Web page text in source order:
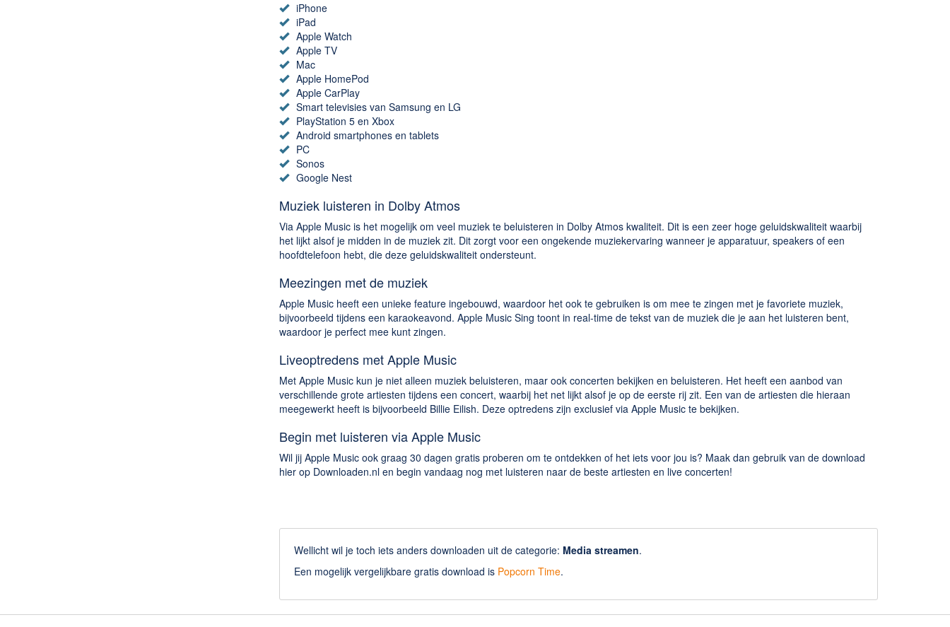
iPhone
iPad
Apple Watch
Apple TV
Mac
Apple HomePod
Apple CarPlay
Smart televisies van Samsung en LG
PlayStation 5 en Xbox
Android smartphones en tablets
PC
Sonos
Google Nest
Muziek luisteren in Dolby Atmos
Via Apple Music is het mogelijk om veel muziek te beluisteren in Dolby Atmos kwaliteit. Dit is een zeer hoge geluidskwaliteit waarbij
het lijkt alsof je midden in de muziek zit. Dit zorgt voor een ongekende muziekervaring wanneer je apparatuur, speakers of een
hoofdtelefoon hebt, die deze geluidskwaliteit ondersteunt.
Meezingen met de muziek
Apple Music heeft een unieke feature ingebouwd, waardoor het ook te gebruiken is om mee te zingen met je favoriete muziek,
bijvoorbeeld tijdens een karaokeavond. Apple Music Sing toont in real-time de tekst van de muziek die je aan het luisteren bent,
waardoor je perfect mee kunt zingen.
Liveoptredens met Apple Music
Met Apple Music kun je niet alleen muziek beluisteren, maar ook concerten bekijken en beluisteren. Het heeft een aanbod van
verschillende grote artiesten tijdens een concert, waarbij het net lijkt alsof je op de eerste rij zit. Een van de artiesten die hieraan
meegewerkt heeft is bijvoorbeeld Billie Eilish. Deze optredens zijn exclusief via Apple Music te bekijken.
Begin met luisteren via Apple Music
Wil jij Apple Music ook graag 30 dagen gratis proberen om te ontdekken of het iets voor jou is? Maak dan gebruik van de download
hier op Downloaden.nl en begin vandaag nog met luisteren naar de beste artiesten en live concerten!
Wellicht wil je toch iets anders downloaden uit de categorie: Media streamen.
Een mogelijk vergelijkbare gratis download is Popcorn Time.